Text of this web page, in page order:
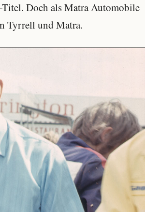
Doch als Matra Automobile
Tyrrell und Matra.